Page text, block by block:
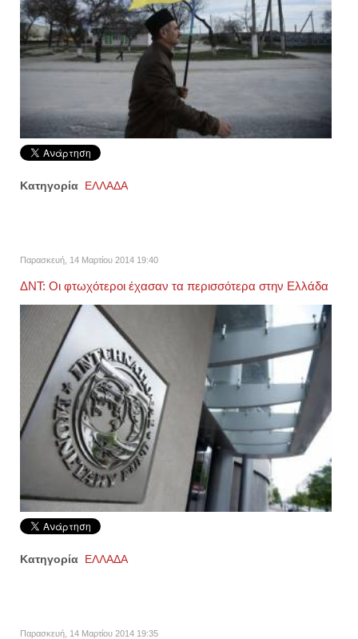
Κατηγορία ΕΛΛΑΔΑ
Παρασκευή, 14 Μαρτίου 2014 19:40
ΔΝΤ: Οι φτωχότεροι έχασαν τα περισσότερα στην Ελλάδα
Κατηγορία ΕΛΛΑΔΑ
Παρασκευή, 14 Μαρτίου 2014 19:35